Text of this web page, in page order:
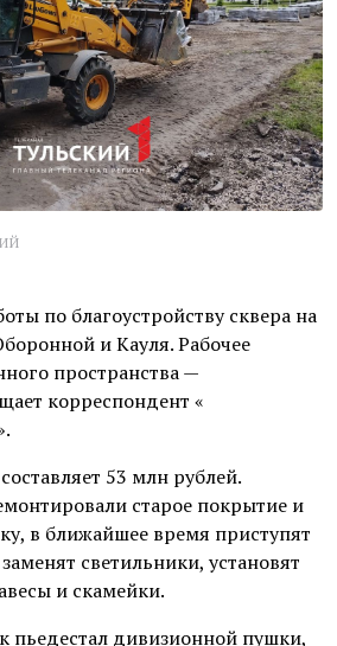
по благоустройству сквера на
и Кауля. Рабочее
пространства —
корреспондент «
53 млн рублей.
старое покрытие и
в ближайшее время приступят
светильники, установят
и скамейки.
пьедестал дивизионной пушки,